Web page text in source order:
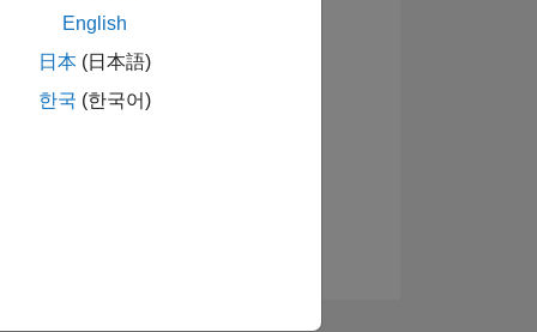
English
日本 (日本語)
한국 (한국어)